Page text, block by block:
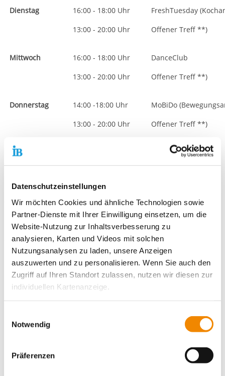
Datenschutzeinstellungen
Wir möchten Cookies und ähnliche Technologien sowie
Partner-Dienste mit Ihrer Einwilligung einsetzen, um die
Website-Nutzung zur Inhaltsverbesserung zu
analysieren, Karten und Videos mit solchen
Nutzungsanalysen zu laden, unsere Anzeigen
auszuwerten und zu personalisieren. Wenn Sie auch den
Zugriff auf Ihren Standort zulassen, nutzen wir diesen zur
individuellen Kartenanzeige.
unsere Partner Daten wie Ihre IP-Adresse und
verarbeiten diese zusammen mit Daten von anderen
Websites. Die Partner erkennen mitunter auch, wenn Sie
zum Website-Besuch verschiedene Geräte verwenden,
Notwendig
Präferenzen
Dienstag
16:00 - 18:00 Uhr
13:00 - 20:00 Uhr
FreshTuesday
Offener Treff **)
Mittwoch
16:00 - 18:00 Uhr
13:00 - 20:00 Uhr
DanceClub
Offener Treff **)
Donnerstag
14:00 -18:00 Uhr
13:00 - 20:00 Uhr
MoBiDo
Offener Treff **)
Freitag
Offener Treff **)
Wochenende Öffnungszeiten nach aktuellem Programm!
*) Schülercafé: Für alle Jugendlichen von Klasse 5-8
**) Offener Treff: Für alle Jugendlichen von 10-27 Jahren
***) Jugendcafé: Für alle Jugendlichen ab 14 Jahren
Kooperationspartner
Gemeinde Gernsbach
Schulen
Ämter, Organisationen und Einrichtungen